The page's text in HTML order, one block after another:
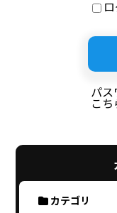
パ
こ
カテゴリ